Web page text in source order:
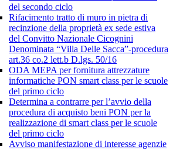
del secondo ciclo
Rifacimento tratto di muro in pietra di
recinzione della proprietà ex sede estiva
del Convitto Nazionale Cicognini
Denominata “Villa Delle Sacca”-procedura
art.36 co.2 lett.b D.lgs. 50/16
ODA MEPA per fornitura attrezzature
informatiche PON smart class per le scuole
del primo ciclo
Determina a contrarre per l’avvio della
procedura di acquisto beni PON per la
realizzazione di smart class per le scuole
del primo ciclo
Avviso manifestazione di interesse agenzie